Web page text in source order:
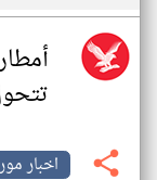
اخبار